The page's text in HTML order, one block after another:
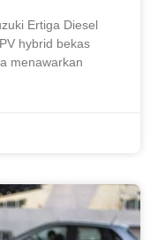
Ertiga Diesel
hybrid bekas
menawarkan